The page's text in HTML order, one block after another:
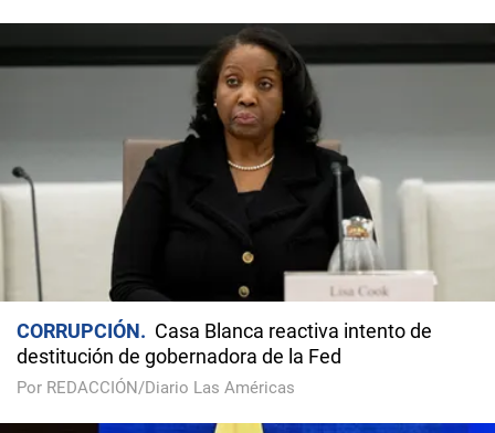
CORRUPCIÓN
Casa Blanca reactiva intento de
destitución de gobernadora de la Fed
Por REDACCIÓN/Diario Las Américas